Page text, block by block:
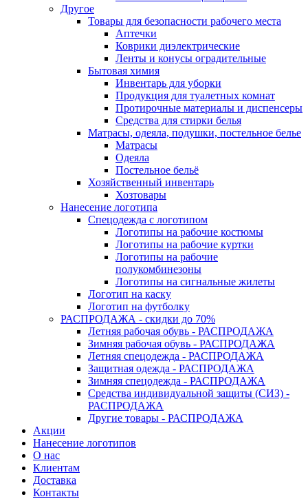
Другое
Товары для безопасности рабочего места
Аптечки
Коврики диэлектрические
Ленты и конусы оградительные
Бытовая химия
Инвентарь для уборки
Продукция для туалетных комнат
Протирочные материалы и диспенсеры
Средства для стирки белья
Матрасы, одеяла, подушки, постельное белье
Матрасы
Одеяла
Постельное бельё
Хозяйственный инвентарь
Хозтовары
Нанесение логотипа
Спецодежда с логотипом
Логотипы на рабочие костюмы
Логотипы на рабочие куртки
Логотипы на рабочие
полукомбинезоны
Логотипы на сигнальные жилеты
Логотип на каску
Логотип на футболку
РАСПРОДАЖА - скидки до 70%
Летняя рабочая обувь - РАСПРОДАЖА
Зимняя рабочая обувь - РАСПРОДАЖА
Летняя спецодежда - РАСПРОДАЖА
Защитная одежда - РАСПРОДАЖА
Зимняя спецодежда - РАСПРОДАЖА
Средства индивидуальной защиты (СИЗ) -
РАСПРОДАЖА
Другие товары - РАСПРОДАЖА
Акции
Нанесение логотипов
О нас
Клиентам
Доставка
Контакты